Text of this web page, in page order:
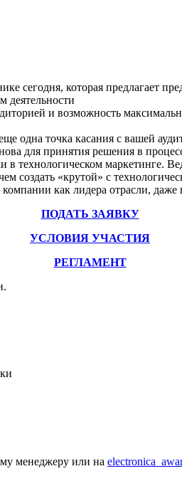
сегодня, которая предлагает
деятельности
и возможность
одна точка касания с вашей
для принятия решения в
технологическом маркетинге.
создать «крутой» с
как лидера отрасли, даже
ПОДАТЬ ЗАЯВКУ
УСЛОВИЯ УЧАСТИЯ
РЕГЛАМЕНТ
менеджеру или на